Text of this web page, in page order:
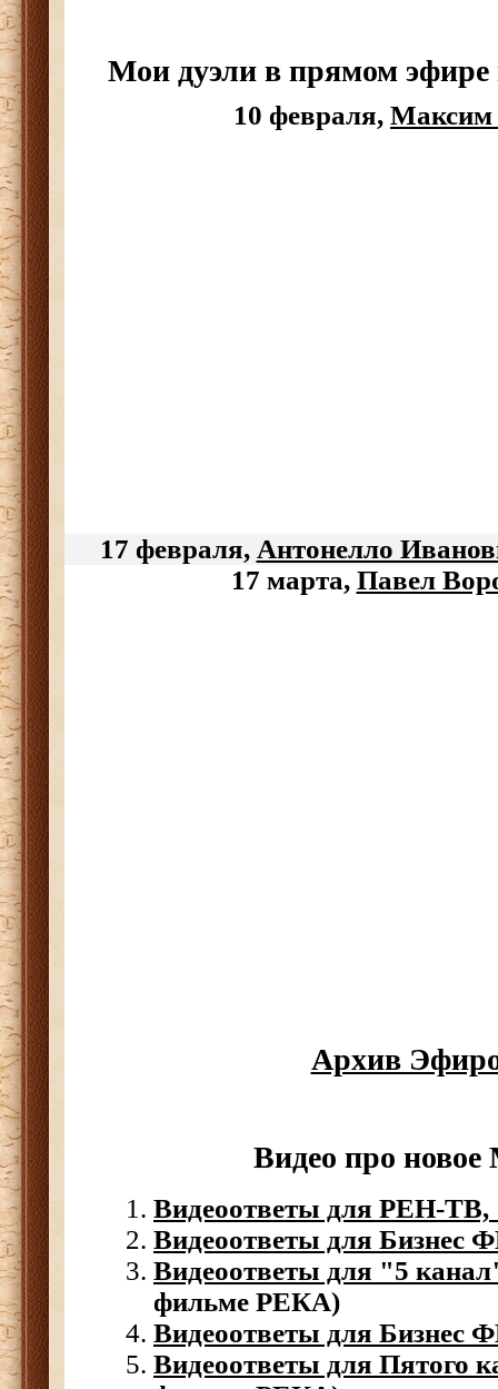
Мои дуэли в прямом
10 февраля, Максим
17 февраля, Антонелло
17 марта, Павел
Архив
Видео про
Видеоответы для РЕН-ТВ,
Видеоответы для Бизнес
Видеоответы для "5
фильме РЕКА)
Видеоответы для Бизнес
Видеоответы для Пятого